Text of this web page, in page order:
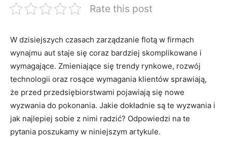
Rate this post
W‌ dzisiejszych czasach‌ zarządzanie flotą w firmach
wynajmu aut staje się‍ coraz bardziej skomplikowane i
wymagające. Zmieniające się trendy rynkowe, ⁤rozwój
technologii oraz rosące wymagania klientów ⁣sprawiają,
że⁣ przed ‍przedsiębiorstwami pojawiają się ⁤nowe
wyzwania⁣ do pokonania. ‍Jakie dokładnie są‌ te wyzwania i
jak najlepiej sobie z nimi radzić? Odpowiedzi na⁢ te
pytania ‌poszukamy w niniejszym ​artykule.